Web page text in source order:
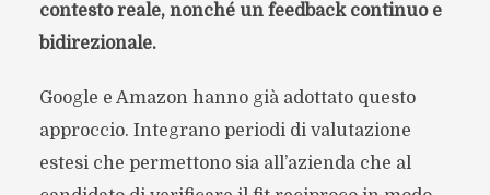
contesto reale, nonché un feedback continuo e
bidirezionale.
Google e Amazon hanno già adottato questo
approccio. Integrano periodi di valutazione
estesi che permettono sia all’azienda che al